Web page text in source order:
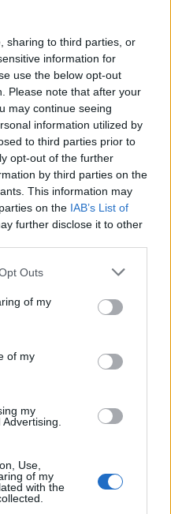
sharing to third parties, or
information for
use the below opt-out
Please note that after your
may continue seeing
information utilized by
to third parties prior to
opt-out of the further
by third parties on the
This information may
on the IAB’s List of
further disclose it to other
Outs
of my
of my
my
Use,
of my
with the
20.8.25
(сезон 53)
от облачета „Лилава
28.8.25
на колелото на късмета
(нов специален
3.9.25
награди